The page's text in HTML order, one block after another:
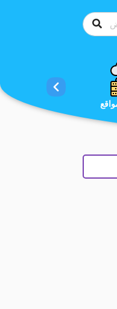
استضافة المواقع